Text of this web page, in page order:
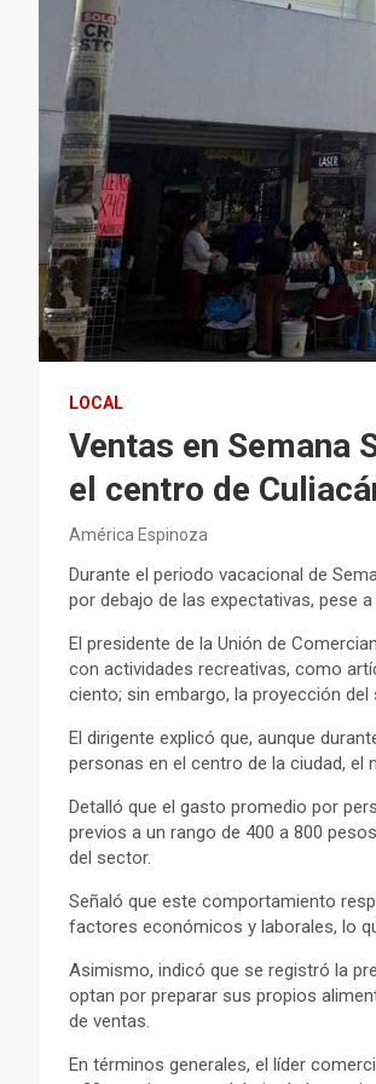
LOCAL
Ventas en Semana
el centro de
América Espinoza
Durante el periodo vacacional de
por debajo de las expectativas, pese
El presidente de la Unión de
con actividades recreativas, como
ciento; sin embargo, la proyección
El dirigente explicó que, aunque
personas en el centro de la ciudad,
Detalló que el gasto promedio por
previos a un rango de 400 a 800
del sector.
Señaló que este comportamiento
factores económicos y laborales, lo
Asimismo, indicó que se registró la
optan por preparar sus propios
de ventas.
En términos generales, el líder